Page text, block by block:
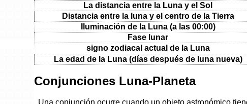
La distancia entre la Luna y el Sol
Distancia entre la luna y el centro de la Tierra
Iluminación de la Luna (a las 00:00)
Fase lunar
signo zodiacal actual de la Luna
La edad de la Luna (días después de luna nueva)
Conjunciones Luna-Planeta